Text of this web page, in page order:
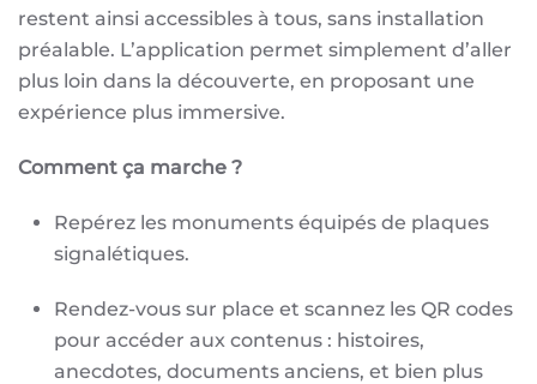
restent ainsi accessibles à tous, sans installation
préalable. L’application permet simplement d’aller
plus loin dans la découverte, en proposant une
expérience plus immersive.
Comment ça marche ?
Repérez les monuments équipés de plaques
signalétiques.
Rendez-vous sur place et scannez les QR codes
pour accéder aux contenus : histoires,
anecdotes, documents anciens, et bien plus